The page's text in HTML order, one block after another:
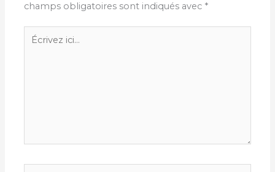
champs obligatoires sont indiqués avec *
Écrivez
ici…